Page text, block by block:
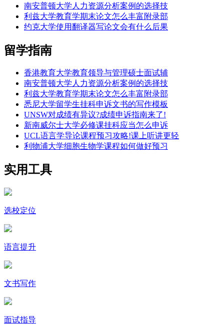
南安普顿大学人力资源分析案例的选择技
利兹大学教育学期末论文怎么丰富附录部
约克大学使用翻译器写论文会有什么后果
留学指南
香港教育大学教育领导与管理硕士面试辅
南安普顿大学人力资源分析案例的选择技
利兹大学教育学期末论文怎么丰富附录部
悉尼大学留学生挂科申诉文书的写作模板
UNSW对成绩有异议?成绩申诉指南来了!
新南威尔士大学必修课挂科应当怎么申诉
UCL语言学导论课程预习攻略!课上听讲更轻
利物浦大学细胞生物学课程如何做好预习
实用工具
选校定位
语言提升
文书写作
面试指导